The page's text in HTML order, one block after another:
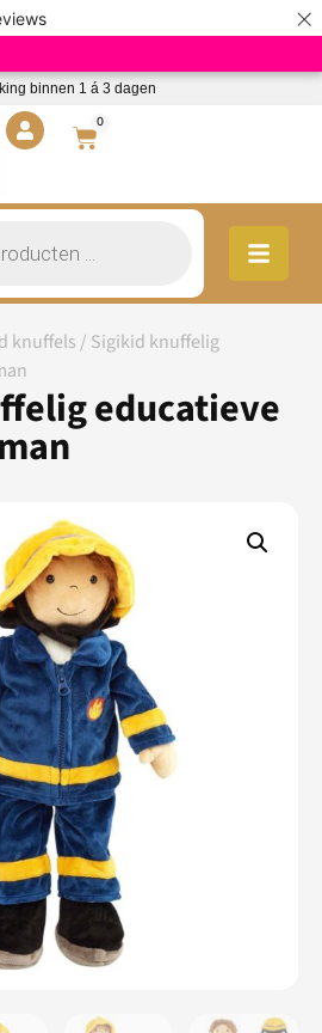
×
binnen 1 á 3 dagen
0
knuffels / Sigikid knuffelig
educatieve